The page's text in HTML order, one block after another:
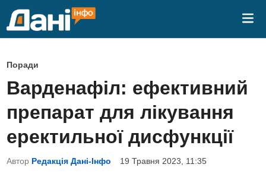
P
o
s
e
d
i
Поради
Варденафіл: ефективний
препарат для лікування
еректильної дисфункції
Автор Редакція Дані-Інфо 19 Травня 2023, 11:35